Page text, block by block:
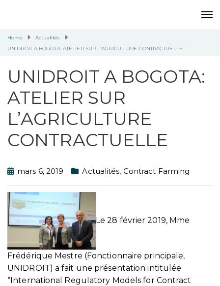
Home
Actualités
UNIDROIT A BOGOTA: ATELIER SUR L’AGRICULTURE CONTRACTUELLE
UNIDROIT A BOGOTA:
ATELIER SUR
L’AGRICULTURE
CONTRACTUELLE
mars 6, 2019 Actualités, Contract Farming
Le 28 février 2019, Mme
Frédérique Mestre (Fonctionnaire principale,
UNIDROIT) a fait une présentation intitulée
“International Regulatory Models for Contract